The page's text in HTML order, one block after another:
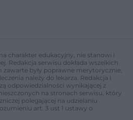
charakter edukacyjny, nie stanowi i
Redakcja serwisu dokłada wszelkich
były poprawne merytorycznie,
należy do lekarza. Redakcja i
odpowiedzialności wynikającej z
na stronach serwisu, który
polegającej na udzielaniu
art. 3 ust 1 ustawy o